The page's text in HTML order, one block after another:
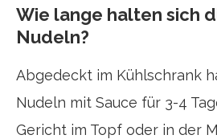
Wie lange halten sich
Nudeln?
Abgedeckt im Kühlschrank
Nudeln mit Sauce für 3-4
Gericht im Topf oder in der